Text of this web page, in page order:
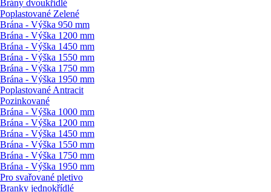
Brány dvoukřídlé
Poplastované Zelené
Brána - Výška 950 mm
Brána - Výška 1200 mm
Brána - Výška 1450 mm
Brána - Výška 1550 mm
Brána - Výška 1750 mm
Brána - Výška 1950 mm
Poplastované Antracit
Pozinkované
Brána - Výška 1000 mm
Brána - Výška 1200 mm
Brána - Výška 1450 mm
Brána - Výška 1550 mm
Brána - Výška 1750 mm
Brána - Výška 1950 mm
Pro svařované pletivo
Branky jednokřídlé